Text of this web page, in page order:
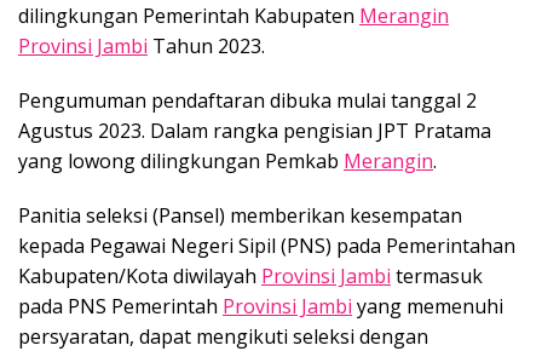
dilingkungan Pemerintah Kabupaten Merangin
Provinsi Jambi Tahun 2023.
Pengumuman pendaftaran dibuka mulai tanggal 2
Agustus 2023. Dalam rangka pengisian JPT Pratama
yang lowong dilingkungan Pemkab Merangin.
Panitia seleksi (Pansel) memberikan kesempatan
kepada Pegawai Negeri Sipil (PNS) pada Pemerintahan
Kabupaten/Kota diwilayah Provinsi Jambi termasuk
pada PNS Pemerintah Provinsi Jambi yang memenuhi
persyaratan, dapat mengikuti seleksi dengan